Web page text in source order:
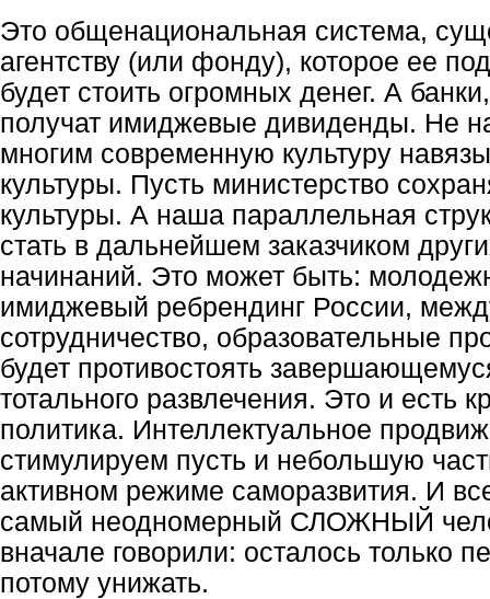
Это общенациональная система,
агентству (или фонду), которое ее
будет стоить огромных денег. А
получат имиджевые дивиденды. Не
многим современную культуру
культуры. Пусть министерство
культуры. А наша параллельная
стать в дальнейшем заказчиком
начинаний. Это может быть:
имиджевый ребрендинг России,
сотрудничество, образовательные
будет противостоять
тотального развлечения. Это и есть
политика. Интеллектуальное
стимулируем пусть и небольшую
активном режиме саморазвития. И
самый неодномерный СЛОЖНЫЙ
вначале говорили: осталось только
потому унижать.